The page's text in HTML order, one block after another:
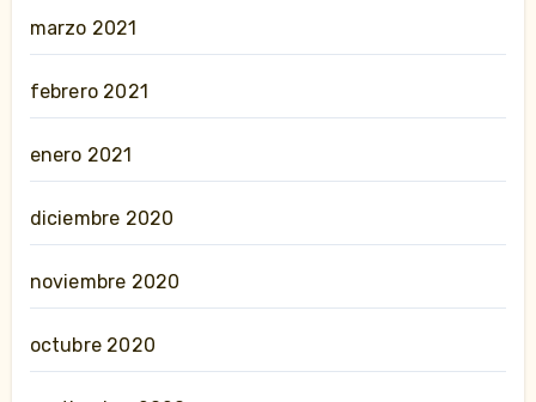
marzo 2021
febrero 2021
enero 2021
diciembre 2020
noviembre 2020
octubre 2020